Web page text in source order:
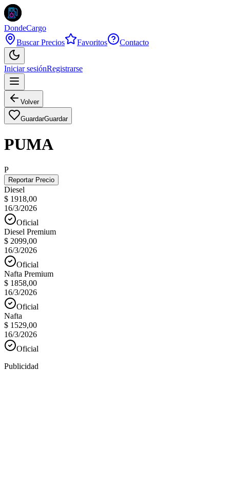
DondeCargo
Buscar Precios
Favoritos Contacto
Iniciar sesiónRegistrarse
Volver
GuardarGuardar
PUMA
P
Reportar Precio
Diesel
$ 1918,00
16/3/2026
Oficial
Diesel Premium
$ 2099,00
16/3/2026
Oficial
Nafta Premium
$ 1858,00
16/3/2026
Oficial
Nafta
$ 1529,00
16/3/2026
Oficial
Publicidad